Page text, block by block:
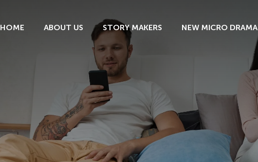
HOME ABOUT US STORY MAKERS NEW MICRO DRAMA